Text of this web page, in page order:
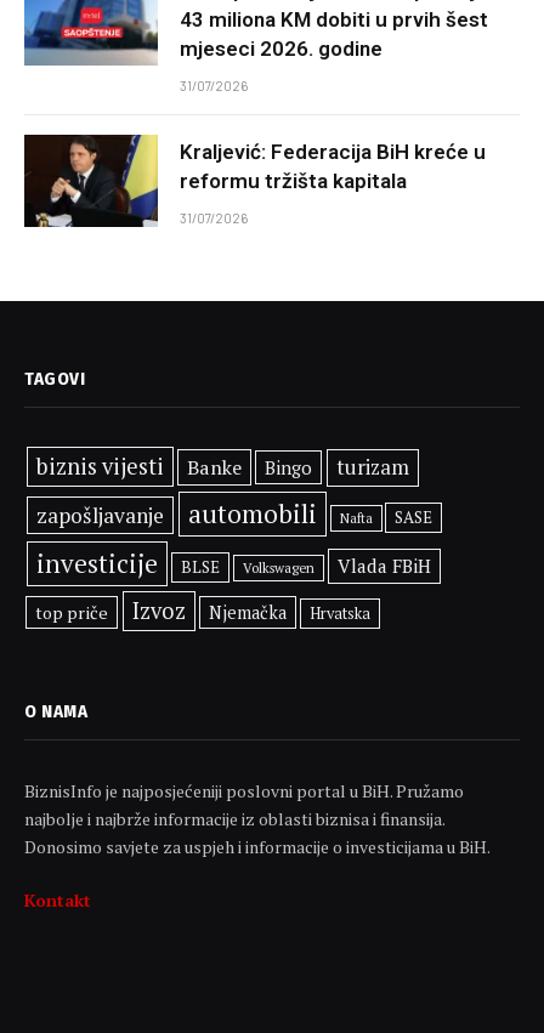
43 miliona KM dobiti u prvih šest
mjeseci 2026. godine
31/07/2026
Kraljević: Federacija BiH kreće u
reformu tržišta kapitala
31/07/2026
TAGOVI
biznis vijesti Banke Bingo turizam
zapošljavanje automobili Nafta SASE
investicije BLSE Volkswagen Vlada FBiH
top priče Izvoz Njemačka Hrvatska
O NAMA
BiznisInfo je najposjećeniji poslovni portal u BiH. Pružamo
najbolje i najbrže informacije iz oblasti biznisa i finansija.
Donosimo savjete za uspjeh i informacije o investicijama u BiH.
Kontakt